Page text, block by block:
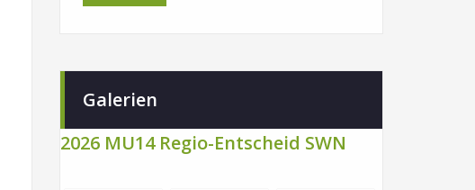
Galerien
2026 MU14 Regio-Entscheid SWN